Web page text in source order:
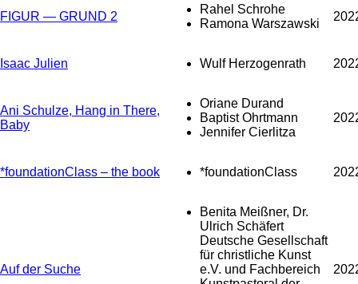
FIGUR — GRUND 2
Rahel Schrohe
Ramona Warszawski
Isaac Julien Wulf Herzogenrath
Ani Schulze, Hang in There,
Baby
Oriane Durand
Baptist Ohrtmann
Jennifer Cierlitza
*foundationClass – the book *foundationClass
Auf der Suche
Benita Meißner, Dr.
Ulrich Schäfert
Deutsche Gesellschaft
für christliche Kunst
e.V. und Fachbereich